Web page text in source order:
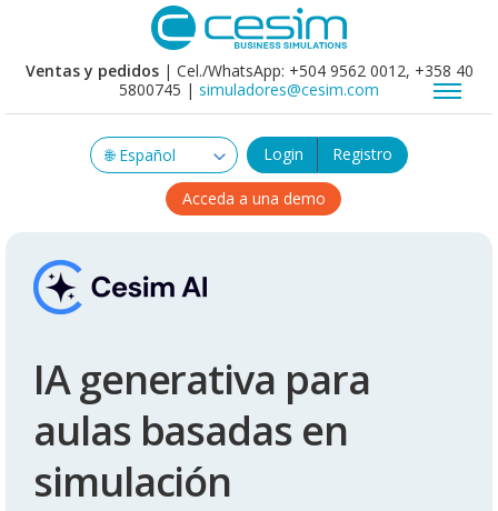
Ventas y pedidos| Cel./WhatsApp: +504 9562 0012, +358 40
5800745 | simuladores@cesim.com
Login Registro
Acceda a una demo
IA generativa para
aulas basadas en
simulación